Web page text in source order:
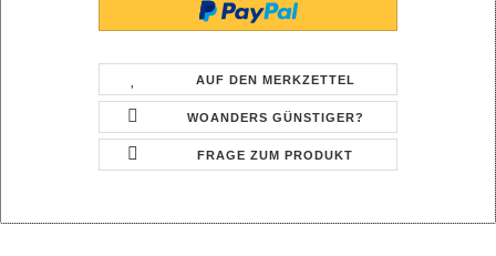
AUF DEN MERKZETTEL
WOANDERS GÜNSTIGER?
FRAGE ZUM PRODUKT